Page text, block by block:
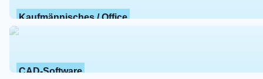
Kaufmännisches / Office
CAD-Software